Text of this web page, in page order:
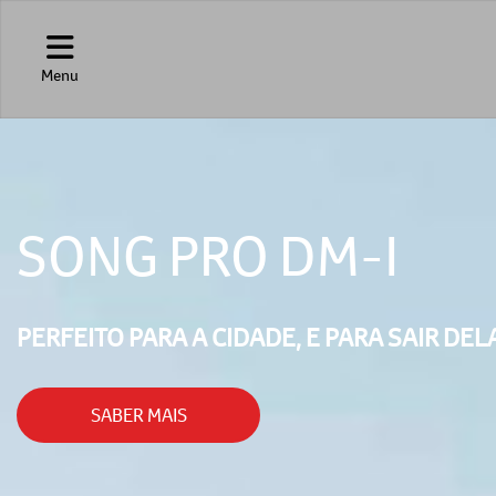
Menu
SONG PRO DM-I
PERFEITO PARA A CIDADE, E PARA SAIR
SABER MAIS